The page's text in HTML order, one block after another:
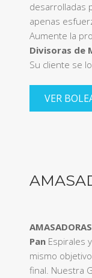
desarrolladas
apenas
Aumente la
Divisoras de
Su cliente se
VER
Pan Espirales y
mismo
final. Nuestra